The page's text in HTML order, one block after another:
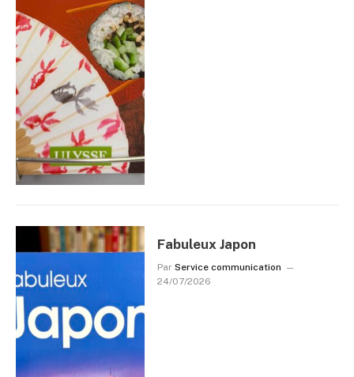
Fabuleux Japon
Par Service communication
24/07/2026